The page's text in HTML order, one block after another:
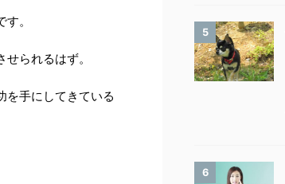
。
られるはず。
を手にしてきている
5
6